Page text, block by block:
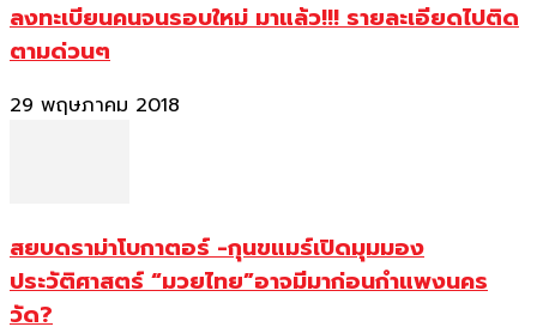
ลงทะเบียนคนจนรอบใหม่ มาแล้ว!!! รายละเอียดไปติด
ตามด่วนๆ
29 พฤษภาคม 2018
สยบดราม่าโบกาตอร์ -กุนขแมร์เปิดมุมมอง
ประวัติศาสตร์ “มวยไทย”อาจมีมาก่อนกำแพงนคร
วัด?